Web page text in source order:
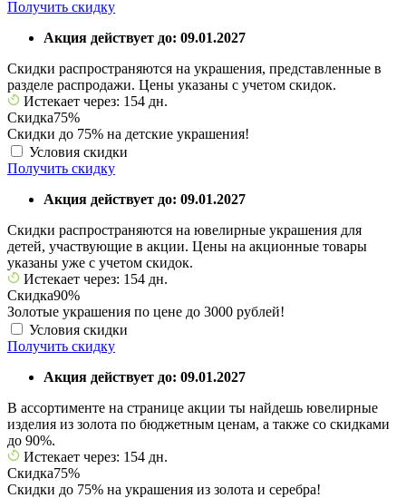
Получить скидку
Акция действует до: 09.01.2027
Скидки распространяются на украшения, представленные в
разделе распродажи. Цены указаны с учетом скидок.
Истекает через: 154 дн.
Скидка75%
Скидки до 75% на детские украшения!
Условия скидки
Получить скидку
Акция действует до: 09.01.2027
Скидки распространяются на ювелирные украшения для
детей, участвующие в акции. Цены на акционные товары
указаны уже с учетом скидок.
Истекает через: 154 дн.
Скидка90%
Золотые украшения по цене до 3000 рублей!
Условия скидки
Получить скидку
Акция действует до: 09.01.2027
В ассортименте на странице акции ты найдешь ювелирные
изделия из золота по бюджетным ценам, а также со скидками
до 90%.
Истекает через: 154 дн.
Скидка75%
Скидки до 75% на украшения из золота и серебра!